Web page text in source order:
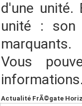
d'une unité.
unité : son
marquants.
Vous
informations.
Actualité FrÃ©gate